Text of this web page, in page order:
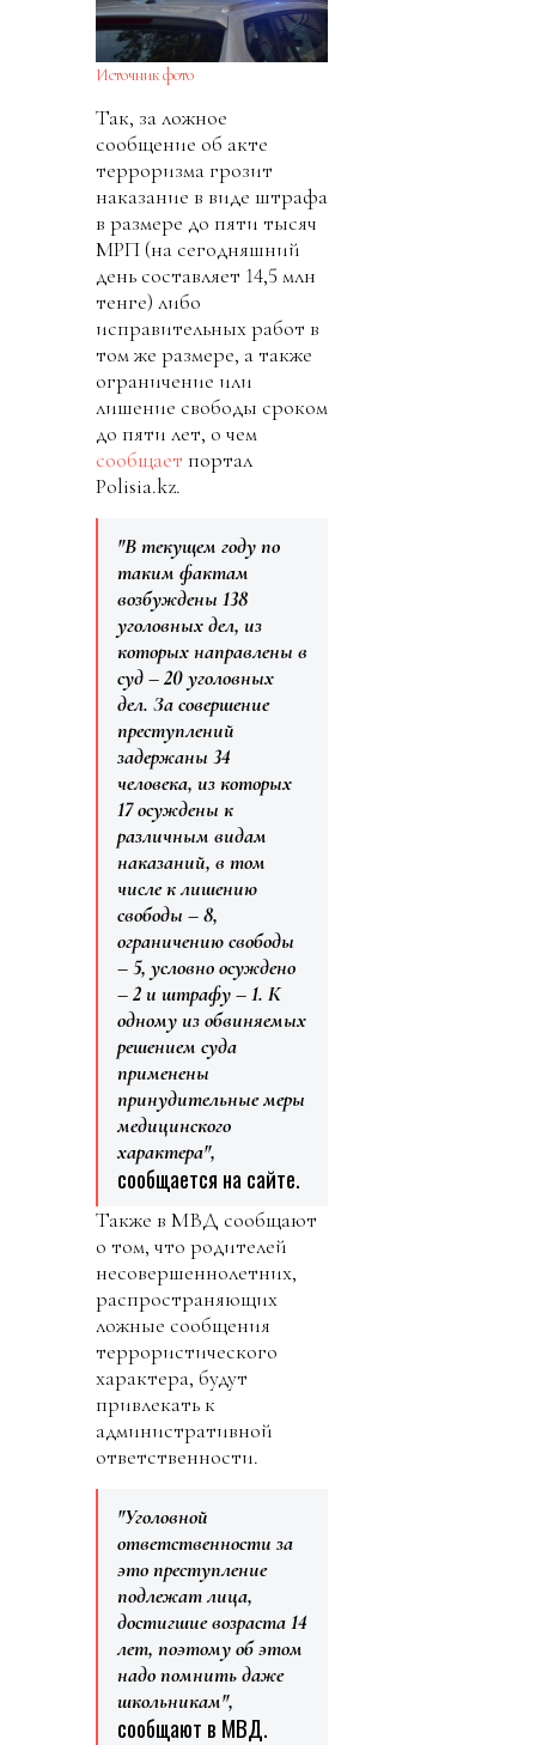
Источник фото
Так, за ложное
сообщение об акте
терроризма грозит
наказание в виде штрафа
в размере до пяти тысяч
МРП (на сегодняшний
день составляет 14,5 млн
тенге) либо
исправительных работ в
том же размере, а также
ограничение или
лишение свободы сроком
до пяти лет, о чем
сообщает портал
Polisia.kz.
"В текущем году по
таким фактам
возбуждены 138
уголовных дел, из
которых направлены в
суд – 20 уголовных
дел. За совершение
преступлений
задержаны 34
человека, из которых
17 осуждены к
различным видам
наказаний, в том
числе к лишению
свободы – 8,
ограничению свободы
– 5, условно осуждено
– 2 и штрафу – 1. К
одному из обвиняемых
решением суда
применены
принудительные меры
медицинского
характера",
сообщается на сайте.
Также в МВД сообщают
о том, что родителей
несовершеннолетних,
распространяющих
ложные сообщения
террористического
характера, будут
привлекать к
административной
ответственности.
"Уголовной
ответственности за
это преступление
подлежат лица,
достигшие возраста 14
лет, поэтому об этом
надо помнить даже
школьникам",
сообщают в МВД.